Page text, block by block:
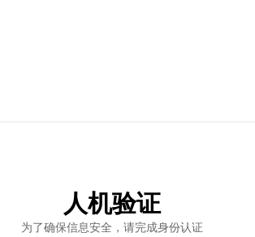
人机验证
为了确保信息安全，请完成身份认证